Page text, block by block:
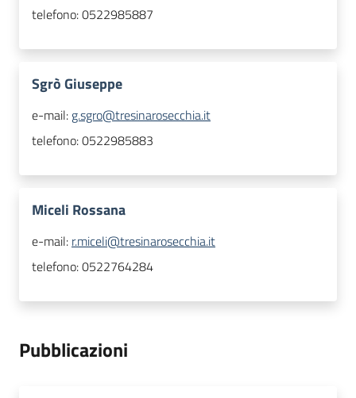
telefono:0522985887
Sgrò Giuseppe
e-mail: g.sgro@tresinarosecchia.it
telefono:0522985883
Miceli Rossana
e-mail: r.miceli@tresinarosecchia.it
telefono:0522764284
Pubblicazioni